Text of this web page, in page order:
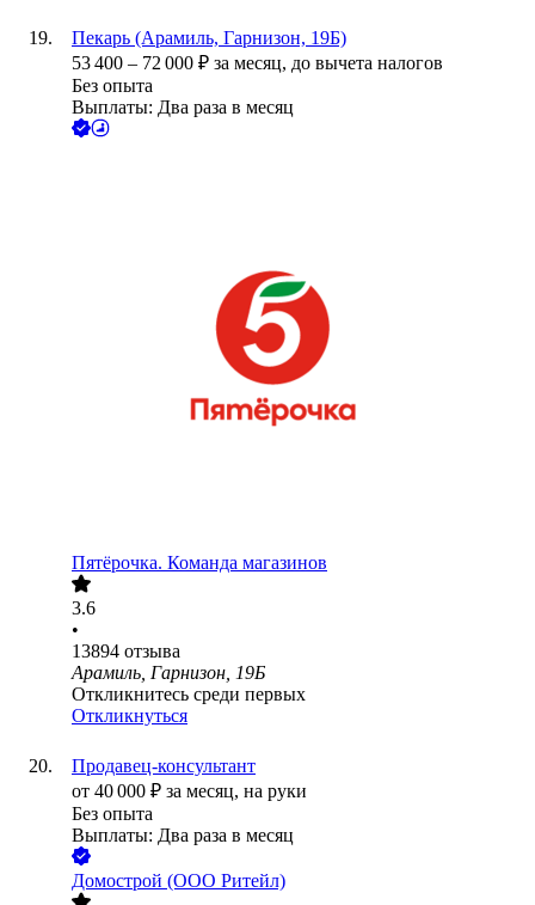
Пекарь (Арамиль, Гарнизон, 19Б)
53 400 – 72 000 ₽ за месяц, до вычета налогов
Без опыта
Выплаты: Два раза в месяц
Пятёрочка. Команда магазинов
3.6
•
13894 отзыва
Арамиль, Гарнизон, 19Б
Откликнитесь среди первых
Откликнуться
Продавец-консультант
от 40 000 ₽ за месяц, на руки
Без опыта
Выплаты: Два раза в месяц
Домострой (ООО Ритейл)